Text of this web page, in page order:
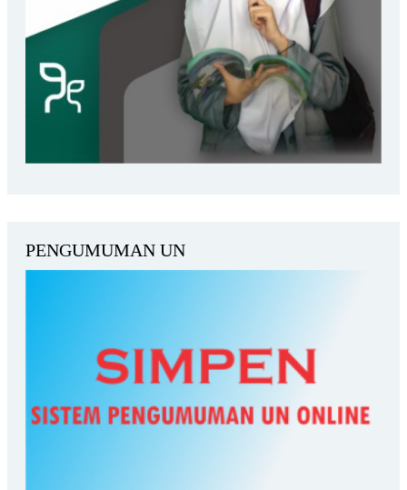
PENGUMUMAN UN